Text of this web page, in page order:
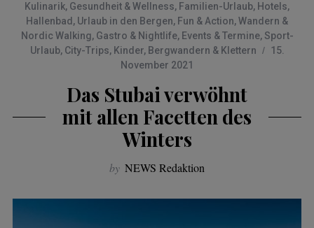
Kulinarik, Gesundheit & Wellness, Familien-Urlaub, Hotels,
Hallenbad , Urlaub in den Bergen, Fun & Action,Wandern &
Nordic Walking, Gastro & Nightlife, Events & Termine, Sport-
Urlaub, City-Trips, Kinder, Bergwandern & Klettern
15.
November 2021
Das Stubai verwöhnt
mit allen Facetten des
Winters
by NEWS Redaktion